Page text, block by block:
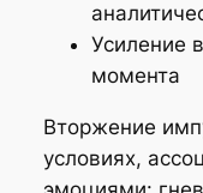
Усиление
момента
Вторжение
условиях,